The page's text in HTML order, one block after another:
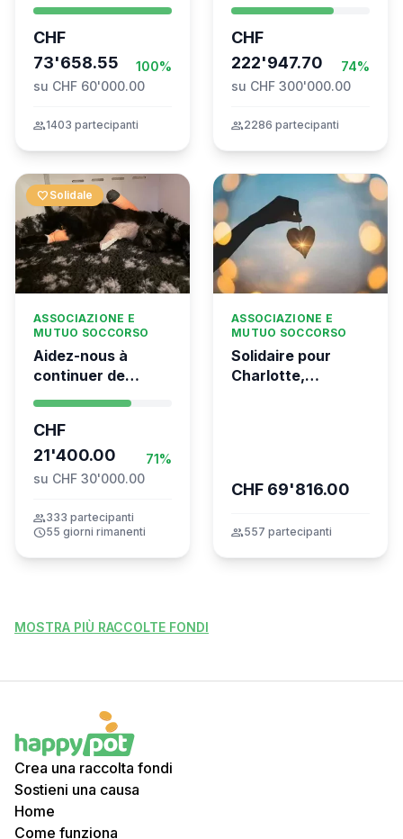
CHF
73'658.55
100%
su CHF 60'000.00
group1403 partecipanti
the Global
Movement to Gaza
CHF
222'947.70
74%
su CHF 300'000.00
group2286 partecipanti
favorite Solidale
ASSOCIAZIONE E
MUTUO SOCCORSO
Aidez-nous à
continuer de
CHF
21'400.00
71%
su CHF 30'000.00
group333 partecipanti
schedule55 giorni rimanenti
ASSOCIAZIONE E
MUTUO SOCCORSO
Solidaire pour
Charlotte,
CHF 69'816.00
group557 partecipanti
MOSTRA PIÙ RACCOLTE FONDI
Crea una raccolta fondi
Sostieni una causa
Home
Come funziona